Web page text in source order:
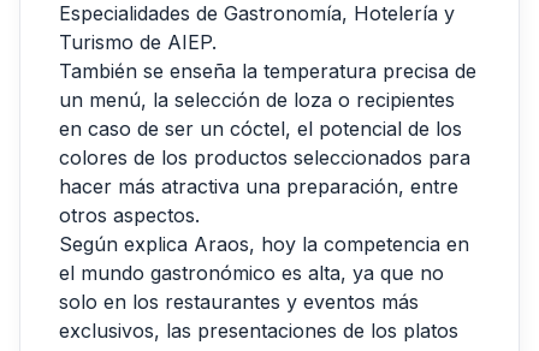
Especialidades de Gastronomía, Hotelería y
Turismo de AIEP.
También se enseña la temperatura precisa de
un menú, la selección de loza o recipientes
en caso de ser un cóctel, el potencial de los
colores de los productos seleccionados para
hacer más atractiva una preparación, entre
otros aspectos.
Según explica Araos, hoy la competencia en
el mundo gastronómico es alta, ya que no
solo en los restaurantes y eventos más
exclusivos, las presentaciones de los platos